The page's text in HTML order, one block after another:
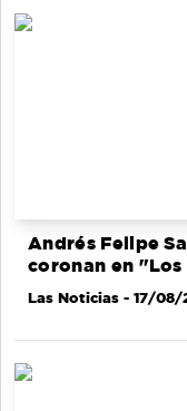
Andrés Felipe
coronan en
Las Noticias - 17/08/